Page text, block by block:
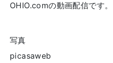
OHIO.comの動画配信です。
写真
picasaweb